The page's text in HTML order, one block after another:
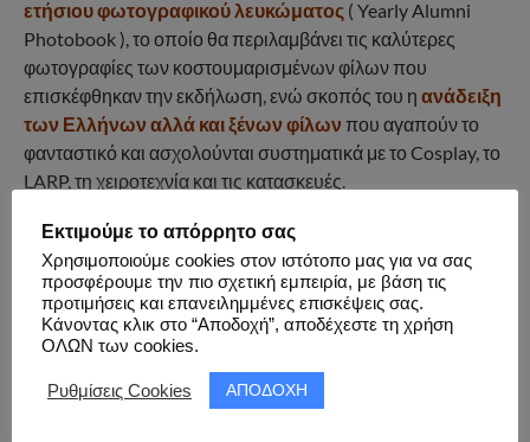
ετήσιου φωτογραφικού λευκώματος ( Yearly Alumni
Photobook ), το οποίο θα περιλαμβάνει τις καλύτερες
φωτογραφίες των κοστουμαρισμένων φίλων που
επισκέφθηκαν την εκδήλωση, ενώ σκοπός του η ανάδειξη
των Ελλήνων αλλά και ξένων φίλων που αγαπούν το
φανταστικό και ασχολούνται συστηματικά με το Cosplay, το
LARP, τη χειροτεχνία και τις κατασκευές.
Εκτιμούμε το απόρρητο σας
Χρησιμοποιούμε cookies στον ιστότοπο μας για να σας
προσφέρουμε την πιο σχετική εμπειρία, με βάση τις
προτιμήσεις και επανειλημμένες επισκέψεις σας.
Κάνοντας κλικ στο “Αποδοχή”, αποδέχεστε τη χρήση
ΟΛΩΝ των cookies.
Ρυθμίσεις Cookies ΑΠΟΔΟΧΗ